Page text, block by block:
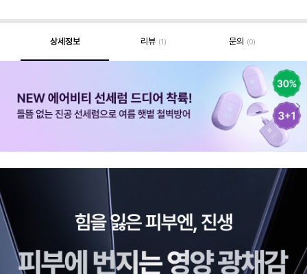
상세정보 리뷰 (1) 문의 (0)